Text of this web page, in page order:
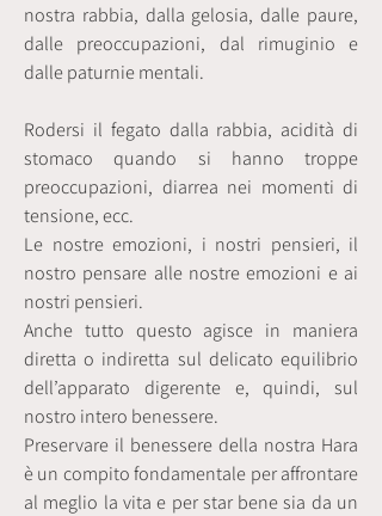
nostra rabbia, dalla gelosia, dalle paure,
dalle preoccupazioni, dal rimuginio e
dalle paturnie mentali.
Rodersi il fegato dalla rabbia, acidità di
stomaco quando si hanno troppe
preoccupazioni, diarrea nei momenti di
tensione, ecc.
Le nostre emozioni, i nostri pensieri, il
nostro pensare alle nostre emozioni e ai
nostri pensieri.
Anche tutto questo agisce in maniera
diretta o indiretta sul delicato equilibrio
dell’apparato digerente e, quindi, sul
nostro intero benessere.
Preservare il benessere della nostra Hara
è un compito fondamentale per affrontare
al meglio la vita e per star bene sia da un